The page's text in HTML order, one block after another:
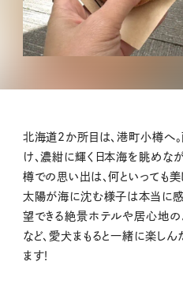
北海道2か所目は、港町小樽へ
け、濃紺に輝く日本海を眺めな
樽での思い出は、何といっても美
太陽が海に沈む様子は本当に感
望できる絶景ホテルや居心地の
など、愛犬まもると一緒に楽し
ます！